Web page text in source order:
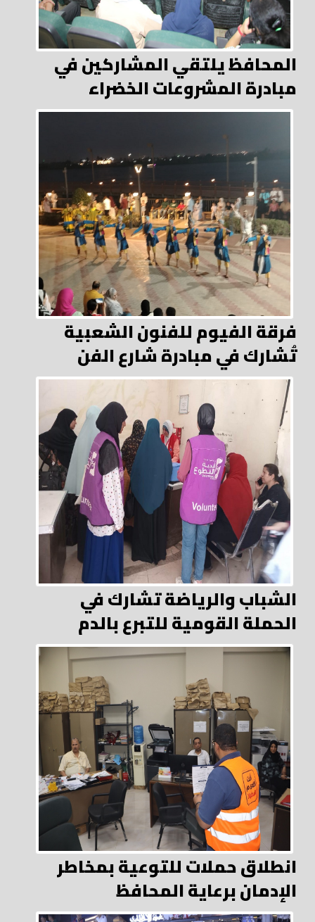
المحافظ يلتقي المشاركين في
مبادرة المشروعات الخضراء
فرقة الفيوم للفنون الشعبية
تُشارك في مبادرة شارع الفن
الشباب والرياضة تشارك في
الحملة القومية للتبرع بالدم
انطلاق حملات للتوعية بمخاطر
الإدمان برعاية المحافظ